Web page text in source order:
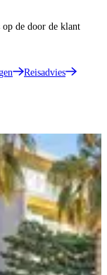
op de door de klant
Reisadvies